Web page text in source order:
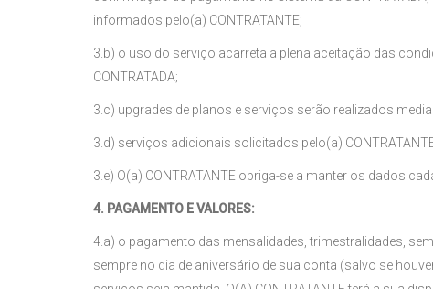
informados pelo(a) CONTRATANTE;
3.b) o uso do serviço acarreta a plena aceitação das
CONTRATADA;
3.c) upgrades de planos e serviços serão realizados
3.d) serviços adicionais solicitados pelo(a)
3.e) O(a) CONTRATANTE obriga-se a manter os dados
4. PAGAMENTO E VALORES:
4.a) o pagamento das mensalidades, trimestralidades,
sempre no dia de aniversário de sua conta (salvo se